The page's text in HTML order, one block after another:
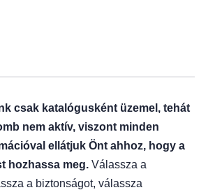
csak katalógusként üzemel, tehát
nem aktív, viszont minden
ellátjuk Önt ahhoz, hogy a
hozhassa meg. Válassza a
a biztonságot, válassza